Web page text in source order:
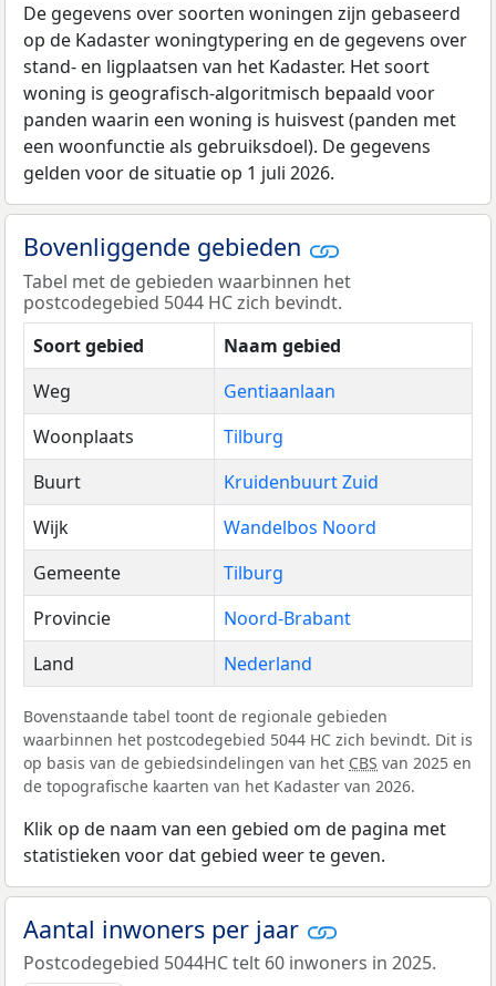
De gegevens over soorten woningen zijn gebaseerd
op de Kadaster woningtypering en de gegevens over
stand- en ligplaatsen van het Kadaster. Het soort
woning is geografisch-algoritmisch bepaald voor
panden waarin een woning is huisvest (panden met
een woonfunctie als gebruiksdoel). De gegevens
gelden voor de situatie op 1 juli 2026.
Bovenliggende gebieden
Tabel met de gebieden waarbinnen het
postcodegebied 5044 HC zich bevindt.
Soort gebied
Naam gebied
Weg
Gentiaanlaan
Woonplaats
Tilburg
Buurt
Kruidenbuurt Zuid
Wijk
Wandelbos Noord
Gemeente
Tilburg
Provincie
Noord-Brabant
Land
Nederland
Bovenstaande tabel toont de regionale gebieden
waarbinnen het postcodegebied 5044 HC zich bevindt. Dit is
op basis van de gebiedsindelingen van het CBS van 2025 en
de topografische kaarten van het Kadaster van 2026.
Klik op de naam van een gebied om de pagina met
statistieken voor dat gebied weer te geven.
Aantal inwoners per jaar
Postcodegebied 5044HC telt 60 inwoners in 2025.